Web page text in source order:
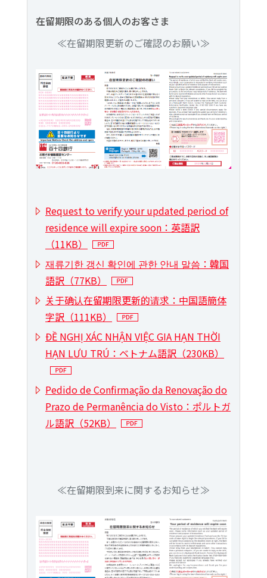
在留期限のある個人のお客さま
≪在留期限更新のご確認のお願い≫
Request to verify your updated period of
residence will expire soon：英語訳
（11KB）
재류기한 갱신 확인에 관한 안내 말씀：韓国
語訳（77KB）
关于确认在留期限更新的请求：中国語簡体
字訳（111KB）
ĐỀ NGHỊ XÁC NHẬN VIỆC GIA HẠN THỜI
HẠN LƯU TRÚ：ベトナム語訳（230KB）
Pedido de Confirmação da Renovação do
Prazo de Permanência do Visto：ポルトガ
ル語訳（52KB）
≪在留期限到来に関するお知らせ≫